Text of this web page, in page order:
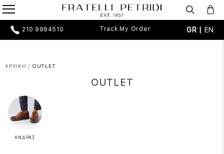
210 9994510 Track My Order GR | EN
ΑΡΧΙΚΗ / OUTLET
OUTLET
ΑΝΔΡΑΣ